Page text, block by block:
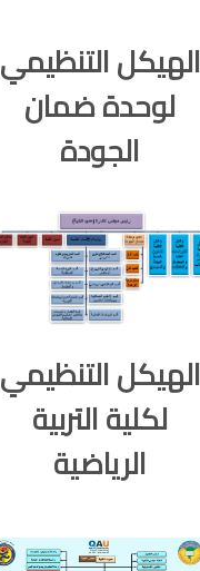
الهيكل التنظيمي
لوحدة ضمان
الجودة
الهيكل التنظيمي
لكلية التربية
الرياضية